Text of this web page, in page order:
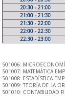
20:30 - 21:00
21:00 - 21:30
21:30 - 22:00
22:00 - 22:30
22:30 - 23:00
501006:
501007: MATEMÁTICA
501008: ESTADÍSTICA
501009: TEORÍA DE LA
501010: CONTABILIDAD